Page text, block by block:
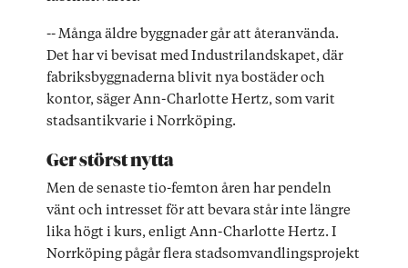
-- Många äldre byggnader går att återanvända.
Det har vi bevisat med Industrilandskapet, där
fabriksbyggnaderna blivit nya bostäder och
kontor, säger Ann-Charlotte Hertz, som varit
stadsantikvarie i Norrköping.
Ger störst nytta
Men de senaste tio-femton åren har pendeln
vänt och intresset för att bevara står inte längre
lika högt i kurs, enligt Ann-Charlotte Hertz. I
Norrköping pågår flera stadsomvandlingsprojekt